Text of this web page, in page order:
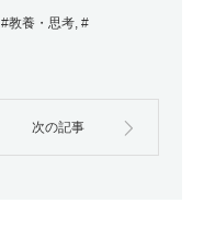
#教養・思考, #
次の記事